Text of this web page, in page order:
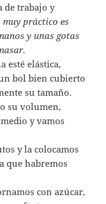
de trabajo y
práctico es
y unas gotas
esté elástica,
bol bien cubierto
su tamaño.
su volumen,
y vamos
y la colocamos
que habremos
con azúcar,